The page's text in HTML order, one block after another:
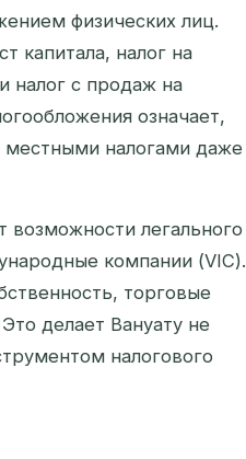
физических лиц.
капитала, налог на
налог с продаж на
означает,
местными налогами даже
легального
компании (VIC).
торговые
делает Вануату не
налогового